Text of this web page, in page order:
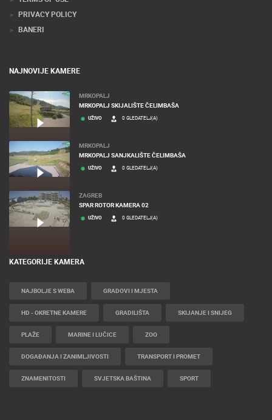
PRIVACY POLICY
BANERI
NAJNOVIJE KAMERE
MRKOPALJ
MRKOPALJ SKIJALIŠTE ČELIMBAŠA
UŽIVO 0 GLEDATELJ(A)
MRKOPALJ
MRKOPALJ SANJKALIŠTE ČELIMBAŠA
UŽIVO 0 GLEDATELJ(A)
ZAGREB
SPAR ROTOR KAMERA 02
UŽIVO 0 GLEDATELJ(A)
KATEGORIJE KAMERA
NAJBOLJE S WEBA GRADOVI I MJESTA
HD - OKRETNE KAMERE GRADILIŠTA SKIJANJE I SNIJEG
PLAŽE MARINE I LUČICE ZOO
DOGAĐANJA I ZANIMLJIVOSTI TRANSPORT I PROMET
ZNAMENITOSTI SVJETSKA BAŠTINA SPORT